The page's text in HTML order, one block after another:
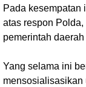
Pada kesempatan
atas respon
pemerintah
Yang selama ini
mensosialisasikan